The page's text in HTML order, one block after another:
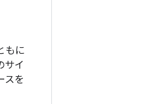
もに
サイ
スを